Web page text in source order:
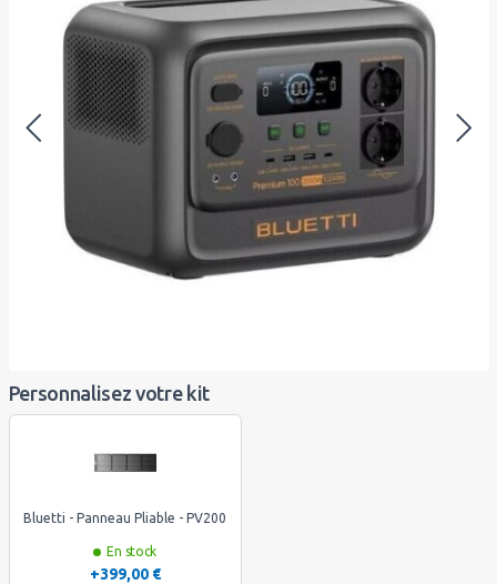
Personnalisez votre kit
Bluetti - Panneau Pliable - PV200
En stock
+399,00 €